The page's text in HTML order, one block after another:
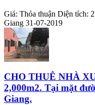
Giá: Thỏa thuận Diện tích:
Giang 31-07-2019
CHO THUÊ NHÀ
2,000m2. Tại mặt
Giang.